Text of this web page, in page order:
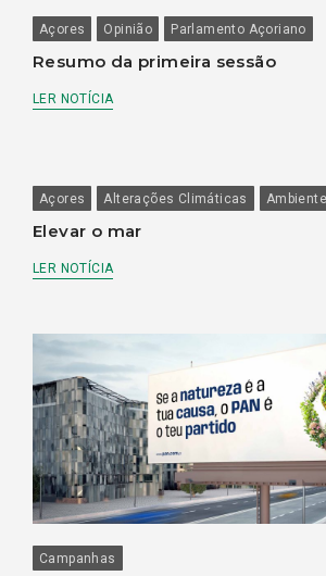
Açores Opinião Parlamento Açoriano
Resumo da primeira sessão
LER NOTÍCIA
Açores Alterações Climáticas Ambiente
Elevar o mar
LER NOTÍCIA
Campanhas